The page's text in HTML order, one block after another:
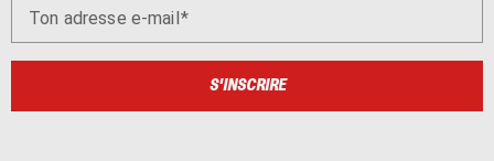
Ton adresse e-mail
S'INSCRIRE